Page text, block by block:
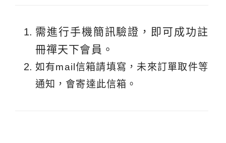
需進行手機簡訊驗證，即可成功註
冊禪天下會員。
如有mail信箱請填寫，未來訂單取件等
通知，會寄達此信箱。